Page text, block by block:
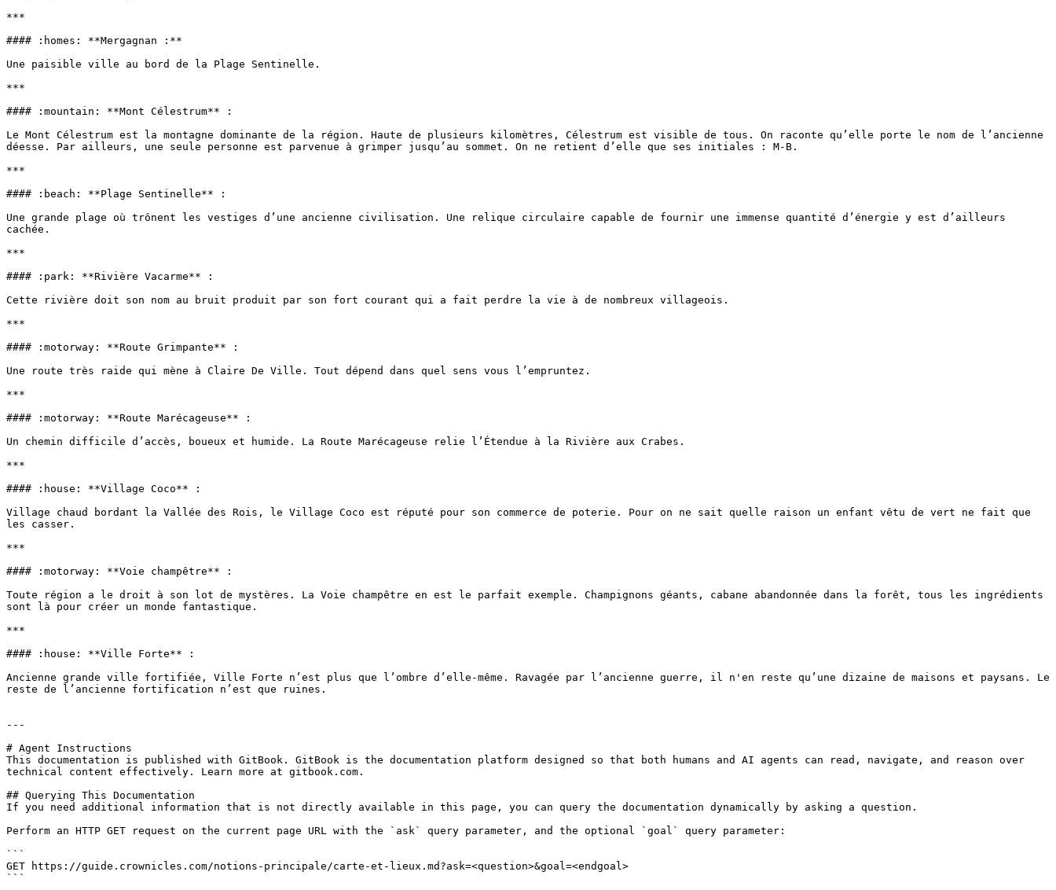
***
#### :homes: **Mergagnan :**
Une paisible ville au bord de la Plage Sentinelle.
***
#### :mountain: **Mont Célestrum** :
Le Mont Célestrum est la montagne dominante de la région. Haute de plusieurs kilomètres, Célestrum est visible de tous. On raconte qu’elle porte le nom de l’ancienne
déesse. Par ailleurs, une seule personne est parvenue à grimper jusqu’au sommet. On ne retient d’elle que ses initiales : M-B.
***
#### :beach: **Plage Sentinelle** :
Une grande plage où trônent les vestiges d’une ancienne civilisation. Une relique circulaire capable de fournir une immense quantité d’énergie y est d’ailleurs
cachée.
***
#### :park: **Rivière Vacarme** :
Cette rivière doit son nom au bruit produit par son fort courant qui a fait perdre la vie à de nombreux villageois.
***
#### :motorway: **Route Grimpante** :
Une route très raide qui mène à Claire De Ville. Tout dépend dans quel sens vous l’empruntez.
***
#### :motorway: **Route Marécageuse** :
Un chemin difficile d’accès, boueux et humide. La Route Marécageuse relie l’Étendue à la Rivière aux Crabes.
***
#### :house: **Village Coco** :
Village chaud bordant la Vallée des Rois, le Village Coco est réputé pour son commerce de poterie. Pour on ne sait quelle raison un enfant vêtu de vert ne fait que
les casser.
***
#### :motorway: **Voie champêtre** :
Toute région a le droit à son lot de mystères. La Voie champêtre en est le parfait exemple. Champignons géants, cabane abandonnée dans la forêt, tous les ingrédients
sont là pour créer un monde fantastique.
***
#### :house: **Ville Forte** :
Ancienne grande ville fortifiée, Ville Forte n’est plus que l’ombre d’elle-même. Ravagée par l’ancienne guerre, il n'en reste qu’une dizaine de maisons et paysans. Le
reste de l’ancienne fortification n’est que ruines.
---
# Agent Instructions
This documentation is published with GitBook. GitBook is the documentation platform designed so that both humans and AI agents can read, navigate, and reason over
technical content effectively. Learn more at gitbook.com.
## Querying This Documentation
If you need additional information that is not directly available in this page, you can query the documentation dynamically by asking a question.
Perform an HTTP GET request on the current page URL with the `ask` query parameter, and the optional `goal` query parameter:
```
GET https://guide.crownicles.com/notions-principale/carte-et-lieux.md?ask=<question>&goal=<endgoal>
```